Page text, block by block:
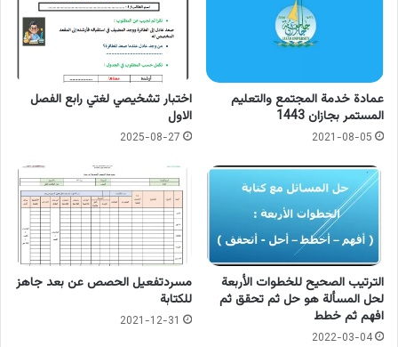
عمادة خدمة المجتمع والتعليم
المستمر بجازان 1443
2021-08-05
اختبار تشخيصي لغتي رابع الفصل
الاول
2025-08-27
الترتيب الصحيح للخطوات الأربعة
لحل المسألة هو حل ثم تحقق ثم
افهم ثم خطط
2022-03-04
مسردتفعيل الحصص عن بعد جاهز
للكتابة
2021-12-31